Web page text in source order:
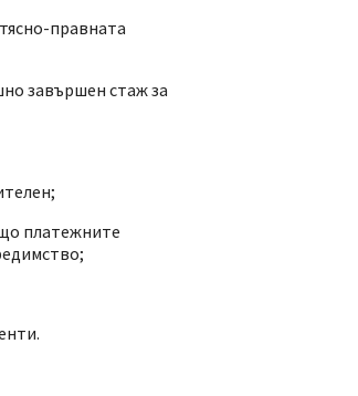
правната
завършен стаж за
платежните